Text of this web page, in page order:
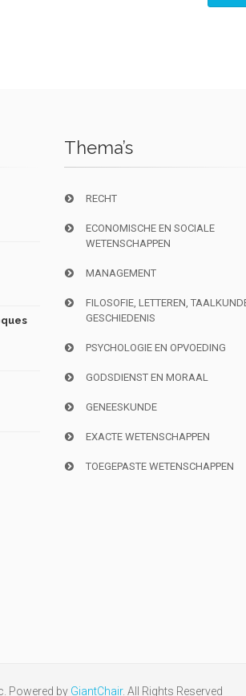
Thema’s
RECHT
ECONOMISCHE EN SOCIALE
WETENSCHAPPEN
MANAGEMENT
FILOSOFIE, LETTEREN,
GESCHIEDENIS
PSYCHOLOGIE EN OPVOEDING
GODSDIENST EN MORAAL
GENEESKUNDE
EXACTE WETENSCHAPPEN
TOEGEPASTE WETENSCHAPPEN
Powered by GiantChair. All Rights Reserved